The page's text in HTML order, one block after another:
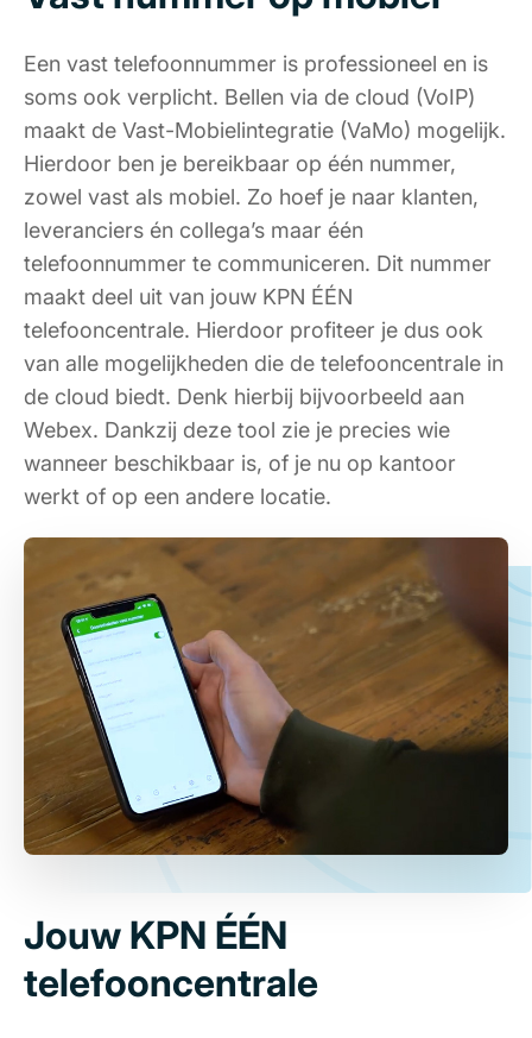
Een vast telefoonnummer is professioneel en is
soms ook verplicht. Bellen via de cloud (VoIP)
maakt de Vast-Mobielintegratie (VaMo) mogelijk.
Hierdoor ben je bereikbaar op één nummer,
zowel vast als mobiel. Zo hoef je naar klanten,
leveranciers én collega’s maar één
telefoonnummer te communiceren. Dit nummer
maakt deel uit van jouw KPN ÉÉN
telefooncentrale. Hierdoor profiteer je dus ook
van alle mogelijkheden die de telefooncentrale in
de cloud biedt. Denk hierbij bijvoorbeeld aan
Webex. Dankzij deze tool zie je precies wie
wanneer beschikbaar is, of je nu op kantoor
werkt of op een andere locatie.
Jouw KPN ÉÉN
telefooncentrale